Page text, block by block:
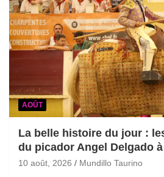
AOÛT
La belle histoire du jour :
du picador Angel Delgado
10 août, 2026 Mundillo Taurino